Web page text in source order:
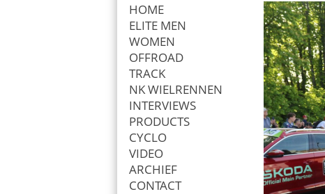
HOME
ELITE MEN
WOMEN
OFFROAD
TRACK
NK WIELRENNEN
INTERVIEWS
PRODUCTS
CYCLO
VIDEO
ARCHIEF
CONTACT
Zoek